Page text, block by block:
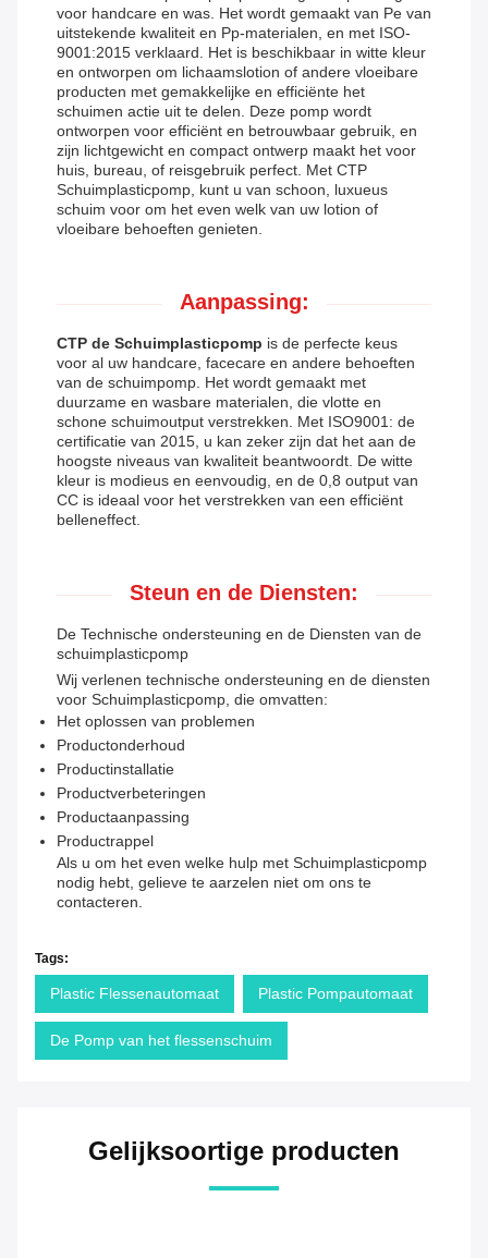
voor handcare en was. Het wordt gemaakt van Pe van
uitstekende kwaliteit en Pp-materialen, en met ISO-
9001:2015 verklaard. Het is beschikbaar in witte kleur
en ontworpen om lichaamslotion of andere vloeibare
producten met gemakkelijke en efficiënte het
schuimen actie uit te delen. Deze pomp wordt
ontworpen voor efficiënt en betrouwbaar gebruik, en
zijn lichtgewicht en compact ontwerp maakt het voor
huis, bureau, of reisgebruik perfect. Met CTP
Schuimplasticpomp, kunt u van schoon, luxueus
schuim voor om het even welk van uw lotion of
vloeibare behoeften genieten.
Aanpassing:
CTP de Schuimplasticpomp is de perfecte keus
voor al uw handcare, facecare en andere behoeften
van de schuimpomp. Het wordt gemaakt met
duurzame en wasbare materialen, die vlotte en
schone schuimoutput verstrekken. Met ISO9001: de
certificatie van 2015, u kan zeker zijn dat het aan de
hoogste niveaus van kwaliteit beantwoordt. De witte
kleur is modieus en eenvoudig, en de 0,8 output van
CC is ideaal voor het verstrekken van een efficiënt
belleneffect.
Steun en de Diensten:
De Technische ondersteuning en de Diensten van de
schuimplasticpomp
Wij verlenen technische ondersteuning en de diensten
voor Schuimplasticpomp, die omvatten:
Het oplossen van problemen
Productonderhoud
Productinstallatie
Productverbeteringen
Productaanpassing
Productrappel
Als u om het even welke hulp met Schuimplasticpomp
nodig hebt, gelieve te aarzelen niet om ons te
contacteren.
Tags:
Plastic Flessenautomaat Plastic Pompautomaat
De Pomp van het flessenschuim
Gelijksoortige producten